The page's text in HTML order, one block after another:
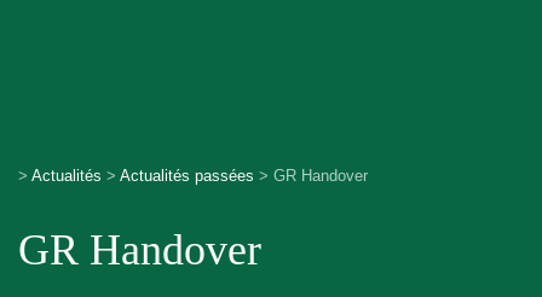
> Actualités > Actualités passées > GR Handover
GR Handover